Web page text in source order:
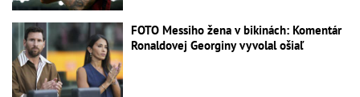
FOTO Messiho žena v bikinách: Komentár
Ronaldovej Georginy vyvolal ošiaľ